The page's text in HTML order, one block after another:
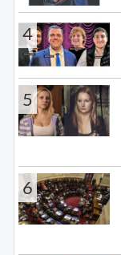
4
5
6